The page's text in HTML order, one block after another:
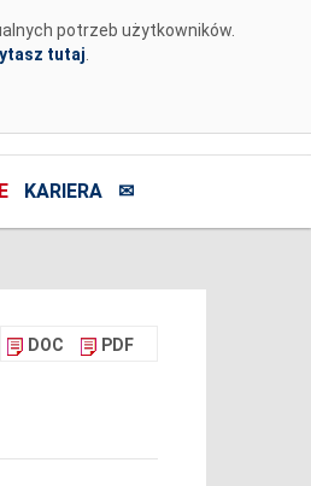
potrzeb użytkowników.
tutaj
KARIERA ✉
DOC PDF